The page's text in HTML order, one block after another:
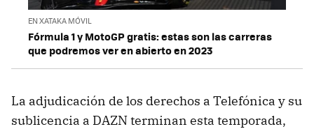
EN XATAKA MÓVIL
Fórmula 1 y MotoGP gratis: estas son las carreras
que podremos ver en abierto en 2023
La adjudicación de los derechos a Telefónica y su
sublicencia a DAZN terminan esta temporada,